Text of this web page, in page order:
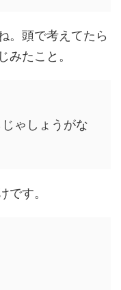
。頭で考えてたら
みたこと。
ゃしょうがな
です。